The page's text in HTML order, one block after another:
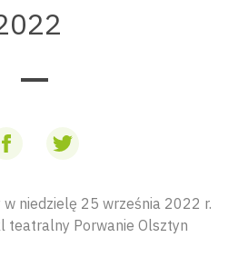
niedzielę 25 września 2022 r.
teatralny Porwanie Olsztyn